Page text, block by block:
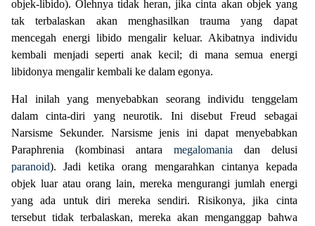
objek-libido). Olehnya tidak heran, jika cinta akan objek yang
tak terbalaskan akan menghasilkan trauma yang dapat
mencegah energi libido mengalir keluar. Akibatnya individu
kembali menjadi seperti anak kecil; di mana semua energi
libidonya mengalir kembali ke dalam egonya.
Hal inilah yang menyebabkan seorang individu tenggelam
dalam cinta-diri yang neurotik. Ini disebut Freud sebagai
Narsisme Sekunder. Narsisme jenis ini dapat menyebabkan
Paraphrenia (kombinasi antara megalomania dan delusi
paranoid). Jadi ketika orang mengarahkan cintanya kepada
objek luar atau orang lain, mereka mengurangi jumlah energi
yang ada untuk diri mereka sendiri. Risikonya, jika cinta
tersebut tidak terbalaskan, mereka akan menganggap bahwa